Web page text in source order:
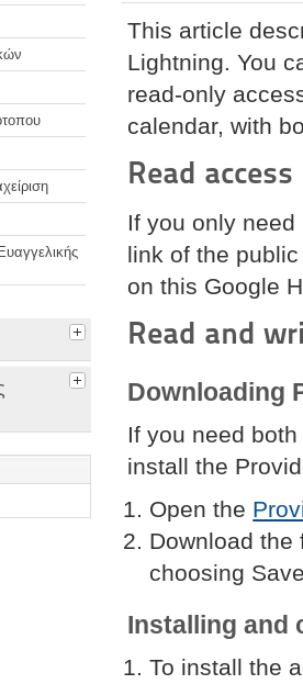
This article
Lightning. You
read-only
calendar, with
Read access
If you only
link of the
on this Google
Read and
Downloading
If you need
install the
Open the
Download
choosing
Installing and
To install the